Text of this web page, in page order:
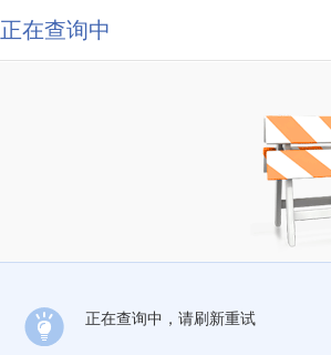
正在查询中
正在查询中，请刷新重试